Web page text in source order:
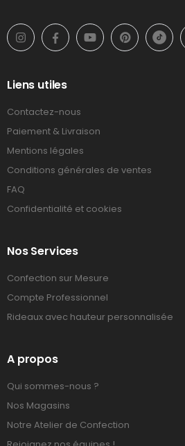
Liens utiles
Contactez-nous
Paiement & Livraison
Mentions légales
Conditions générales de ventes
FAQ
Confidentialité et cookies
Nos Services
Confection sur Mesure
Compte Professionnel
Rideaux avec hauteur personnalisée
A propos
Qui sommes-nous ?
Nos Magasins
Notre Atelier de Confection